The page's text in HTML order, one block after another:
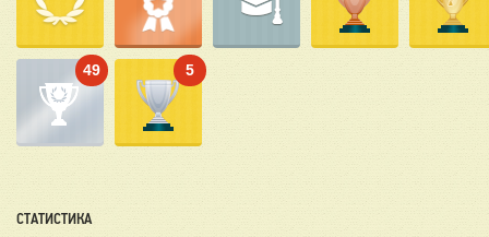
49 5
СТАТИСТИКА